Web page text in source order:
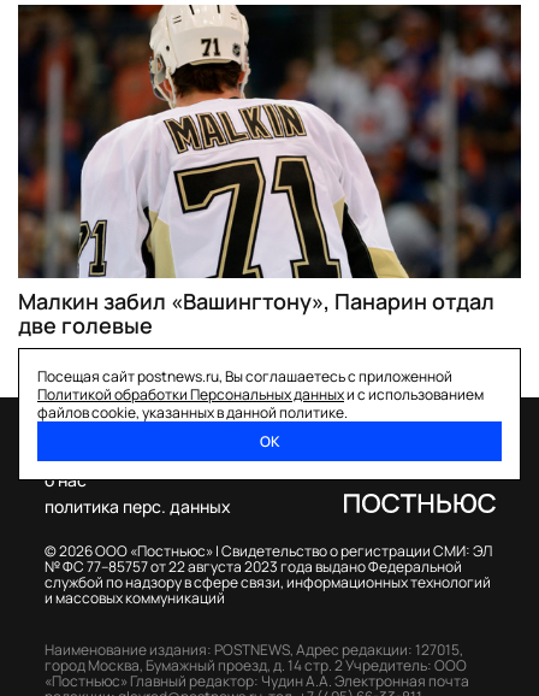
Малкин забил «Вашингтону», Панарин отдал
две голевые
Посещая сайт postnews.ru, Вы соглашаетесь с приложенной
Политикой обработки Персональных данныхи с использованием
файлов cookie, указанных в данной политике.
ОК
© 2026 ООО «Постньюс» |Свидетельство о регистрации СМИ: ЭЛ
№ ФС 77–85757 от 22 августа 2023 года выдано Федеральной
службой по надзору в сфере связи, информационных технологий
и массовых коммуникаций
о нас
политика перс. данных
Наименование издания: POSTNEWS,Адрес редакции: 127015,
город Москва, Бумажный проезд, д. 14 стр. 2Учредитель: ООО
«Постньюс» Главный редактор: Чудин А.А.Электронная почта